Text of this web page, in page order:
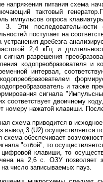
питания схема
тактовый
импульсов опроса
3. Эти
поступает на
дребезга
2,4 кГц и
сигнал разрешения
кодопреобразователя и
интервал,
и также
сигнала
соответствует двоичному
номеру нажатой клавиши.
схема приводится в
вывод 3 (U2) осуществляется
схема обеспечивает
"отбой", то
клавиши, то
на 2,6 с. ОЗУ позволяет
число записываемых пауз.